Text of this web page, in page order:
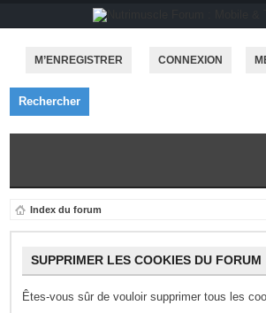
M’ENREGISTRER CONNEXION
Rechercher
Index du forum
SUPPRIMER LES COOKIES DU FORUM
Êtes-vous sûr de vouloir supprimer tous les